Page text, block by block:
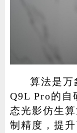
算法是万
Q9L Pro的自
态光影仿生
制精度，提